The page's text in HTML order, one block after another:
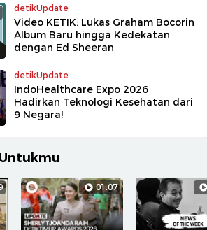
detikUpdate
Video KETIK: Lukas Graham Bocorin
Album Baru hingga Kedekatan
dengan Ed Sheeran
detikUpdate
IndoHealthcare Expo 2026
Hadirkan Teknologi Kesehatan dari
9 Negara!
01:07